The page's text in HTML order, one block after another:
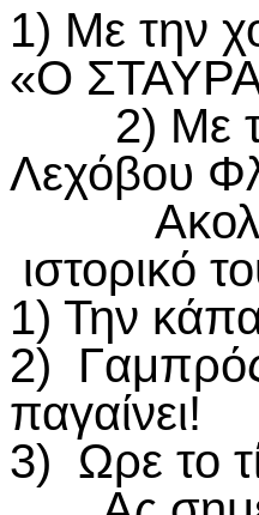
1) Με την
«Ο
2) Με την
Λεχόβου
ιστορικό
1) Την
2)
παγαίνει!
3) Ωρε το